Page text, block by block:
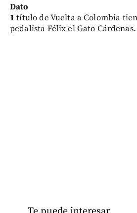
Dato
1 título de Vuelta a Colombia
pedalista Félix el Gato Cárdenas.